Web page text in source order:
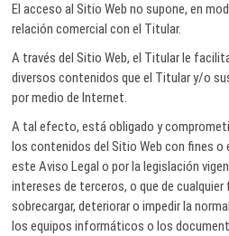
El acceso al Sitio Web no supone, en
relación comercial con el Titular.
A través del Sitio Web, el Titular le
diversos contenidos que el Titular y/o
por medio de Internet.
A tal efecto, está obligado y
los contenidos del Sitio Web con fines
este Aviso Legal o por la legislación
intereses de terceros, o que de cualquier
sobrecargar, deteriorar o impedir la
los equipos informáticos o los